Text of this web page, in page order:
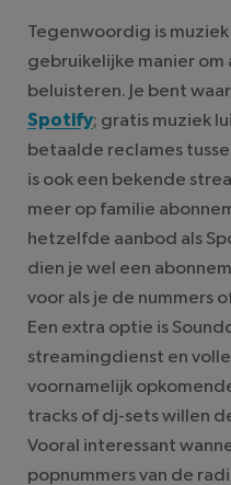
Tegenwoordig is
gebruikelijke manier
beluisteren. Je bent
Spotify; gratis muziek
betaalde reclames
is ook een bekende
meer op familie
hetzelfde aanbod als
dien je wel een
voor als je de nummers
Een extra optie is
streamingdienst en
voornamelijk
tracks of dj-sets willen
Vooral interessant
popnummers van de